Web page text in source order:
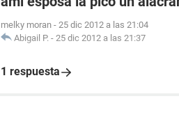
melky moran - 25 dic 2012 a las 21:04
Abigail P. - 25 dic 2012 a las 21:37
1 respuesta